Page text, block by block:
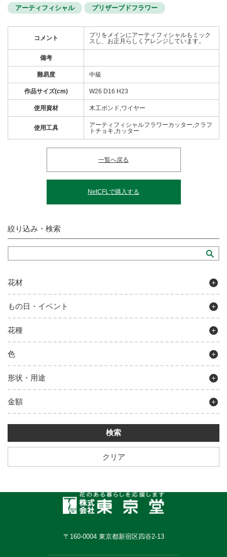
アーティフィシャル プリザーブドフラワー
コメント
プリをメインにアーティフィシャルもミック
スし、お正月らしくアレンジしています。
備考
難易度 中級
作品サイズ(cm) W26 D16 H23
使用資材 木工ボンド,ワイヤー
使用工具
アーティフィシャルフラワーカッター,クラフ
トチョキ,カッター
一覧へ戻る
NetCFLで購入する
絞り込み・検索
花材
もの日・イベント
花種
色
形状・用途
金額
クリア
〒160-0004 東京都新宿区四谷2-13